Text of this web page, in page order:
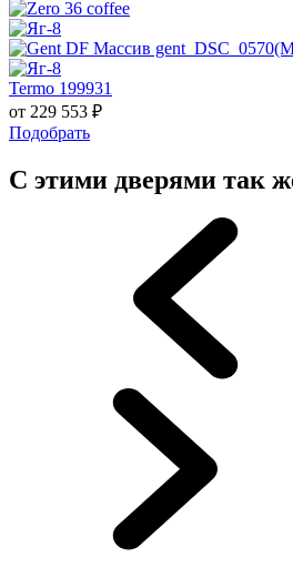
Termo 199931
от 229 553 ₽
Подобрать
С этими дверями так